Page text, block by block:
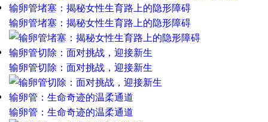
输卵管堵塞：揭秘女性生育路上的隐形障碍
输卵管堵塞：揭秘女性生育路上的隐形障碍
输卵管切除：面对挑战，迎接新生
输卵管切除：面对挑战，迎接新生
输卵管：生命奇迹的温柔通道
输卵管：生命奇迹的温柔通道